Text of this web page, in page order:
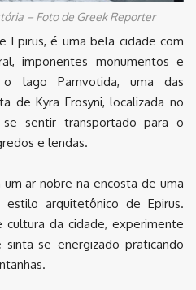
– Foto de Greek Reporter
Epirus, é uma bela cidade com
imponentes monumentos e
o lago Pamvotida, uma das
de Kyra Frosyni, localizada no
sentir transportado para o
e lendas.
ar nobre na encosta de uma
arquitetônico de Epirus.
da cidade, experimente
se energizado praticando